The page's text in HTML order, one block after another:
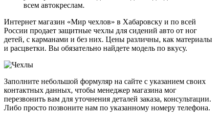
всем автокреслам.
Интернет магазин «Мир чехлов» в Хабаровску и по всей
России продает защитные чехлы для сидений авто от ног
детей, с карманами и без них. Цены различны, как материалы
и расцветки. Вы обязательно найдете модель по вкусу.
Заполните небольшой формуляр на сайте с указанием своих
контактных данных, чтобы менеджер магазина мог
перезвонить вам для уточнения деталей заказа, консультации.
Либо просто позвоните нам по указанному номеру телефона.